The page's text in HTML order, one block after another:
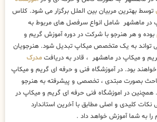
توسط بهترین مربیان بین الملل برگزار می شود. کلاس
در ماهشهر شامل انواع سرفصل های مربوط به
بوده و هر هنرجو با شرکت در دوره آموزش گریم و
تواند به یک متخصص میکاپ تبدیل شود. هنرجویان
و میکاپ در ماهشهر ، قادر به دریافت مدرک
خواهند بود. در آموزشگاه فنی و حرفه ای گریم و میکاپ
بصورت مبتدی ، تخصصی و پیشرفته به هنرجو
در اموزشگاه فنی حرفه ای گریم و میکاپ در
کلیدی و اصلی مطابق با آخرین استاندارد
را به شما آموزش خواهد داد .